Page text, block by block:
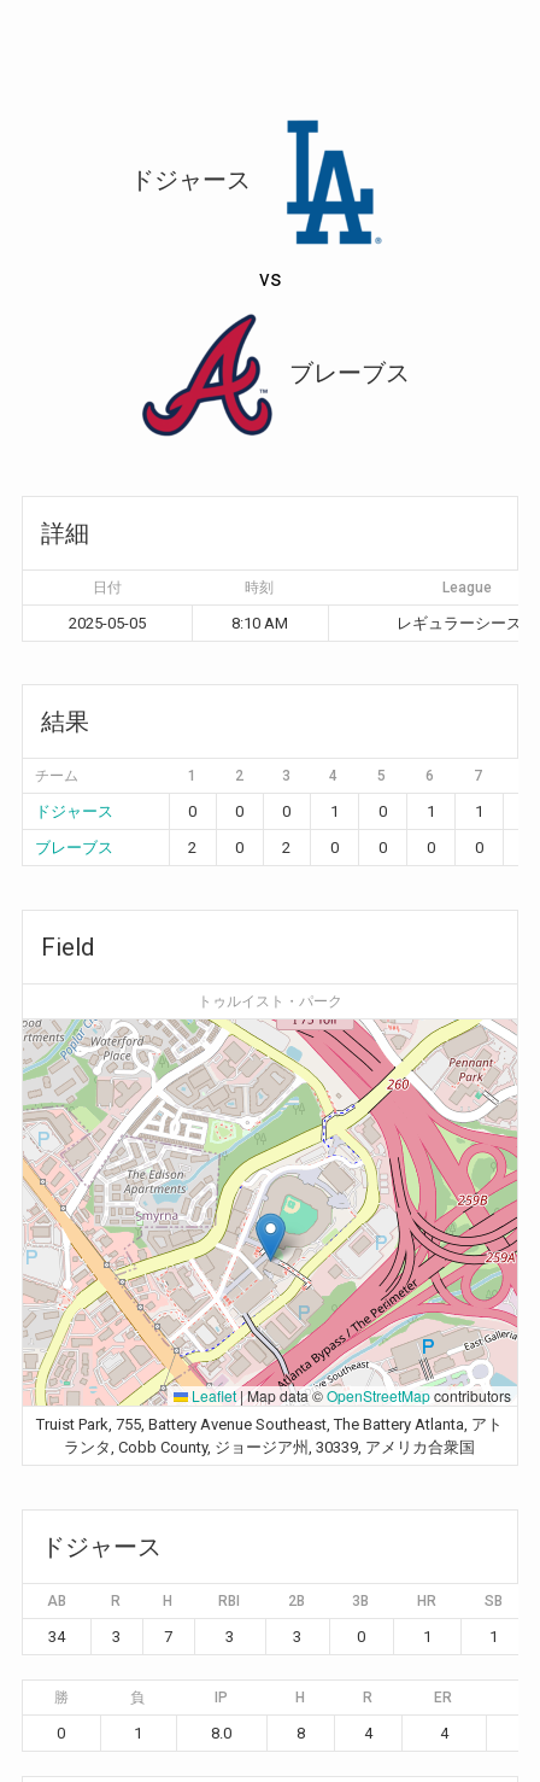
ドジャース
vs
ブレーブス
詳細
日付 時刻 League
2025-05-05 8:10 AM レギュラーシーズン
結果
チーム 1 2 3 4 5 6 7
ドジャース 0 0 0 1 0 1 1
ブレーブス
2 0 2 0 0 0 0
Field
トゥルイスト・パーク
Leaflet|Map data ©OpenStreetMapcontributors
Truist Park, 755, Battery Avenue Southeast, The Battery Atlanta, アト
ランタ, Cobb County, ジョージア州, 30339, アメリカ合衆国
ドジャース
AB R H RBI 2B 3B HR SB
34 3 7 3 3 0 1 1
勝 負 IP H R ER
0 1 8.0 8 4 4